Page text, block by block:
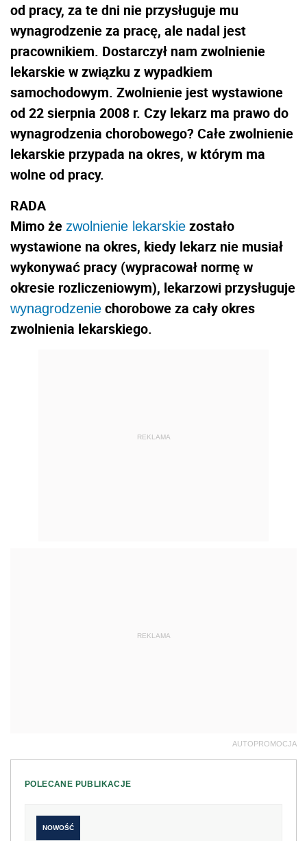
od pracy, za te dni nie przysługuje mu
wynagrodzenie za pracę, ale nadal jest
pracownikiem. Dostarczył nam zwolnienie
lekarskie w związku z wypadkiem
samochodowym. Zwolnienie jest wystawione
od 22 sierpnia 2008 r. Czy lekarz ma prawo do
wynagrodzenia chorobowego? Całe zwolnienie
lekarskie przypada na okres, w którym ma
wolne od pracy.
RADA
Mimo że zwolnienie lekarskie zostało
wystawione na okres, kiedy lekarz nie musiał
wykonywać pracy (wypracował normę w
okresie rozliczeniowym), lekarzowi przysługuje
wynagrodzenie chorobowe za cały okres
zwolnienia lekarskiego.
REKLAMA
REKLAMA
AUTOPROMOCJA
POLECANE PUBLIKACJE
NOWOŚĆ